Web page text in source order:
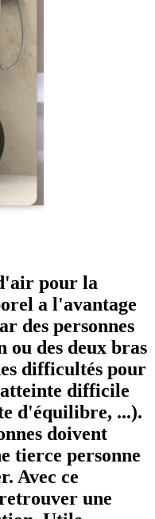
pour la
a l'avantage
des personnes
ou des deux bras
difficultés pour
difficile
d'équilibre, ...).
doivent
tierce personne
Avec ce
une